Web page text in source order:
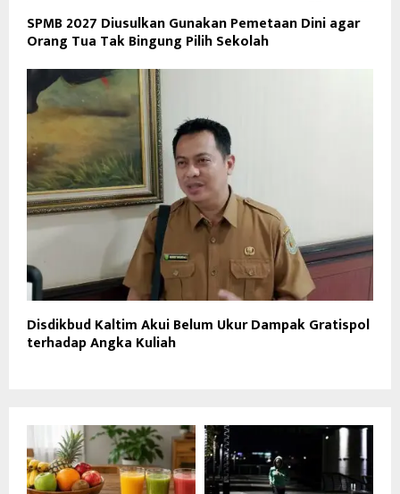
SPMB 2027 Diusulkan Gunakan Pemetaan Dini agar
Orang Tua Tak Bingung Pilih Sekolah
Disdikbud Kaltim Akui Belum Ukur Dampak Gratispol
terhadap Angka Kuliah